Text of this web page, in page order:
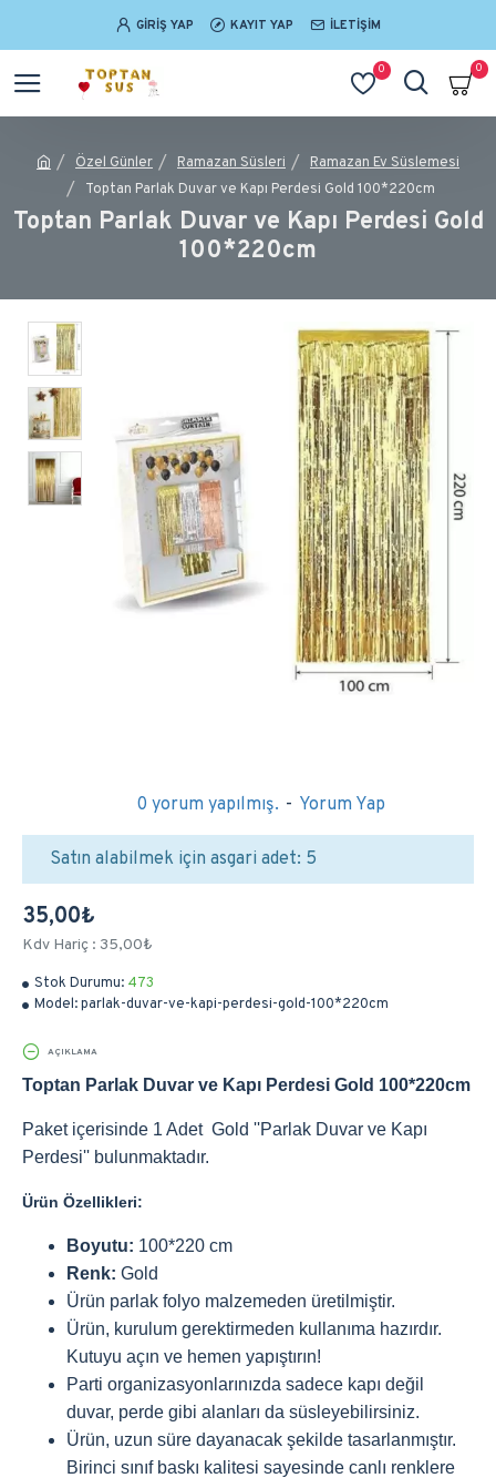
GIRIŞ YAP KAYIT YAP İLETIŞIM
0 0
Özel Günler Ramazan Süsleri
Ramazan Ev Süslemesi
Toptan Parlak Duvar ve Kapı Perdesi Gold 100*220cm
Toptan Parlak Duvar ve Kapı Perdesi Gold
100*220cm
Stok Durumu: 473
Model:parlak-duvar-ve-kapi-perdesi-gold-100*220cm
0 yorum yapılmış. - Yorum Yap
35,00₺
Kdv Hariç : 35,00₺
Satın alabilmek için asgari adet: 5
AÇIKLAMA
Toptan Parlak Duvar ve Kapı Perdesi Gold 100*220cm
Paket içerisinde 1 Adet Gold ''Parlak Duvar ve Kapı
Perdesi'' bulunmaktadır.
Ürün Özellikleri:
Boyutu: 100*220 cm
Renk: Gold
Ürün parlak folyo malzemeden üretilmiştir.
Ürün, kurulum gerektirmeden kullanıma hazırdır.
Kutuyu açın ve hemen yapıştırın!
Parti organizasyonlarınızda ​sadece kapı değil
duvar, perde gibi alanları da süsleyebilirsiniz.
Ürün, uzun süre dayanacak şekilde tasarlanmıştır.
Birinci sınıf baskı kalitesi sayesinde canlı renklere